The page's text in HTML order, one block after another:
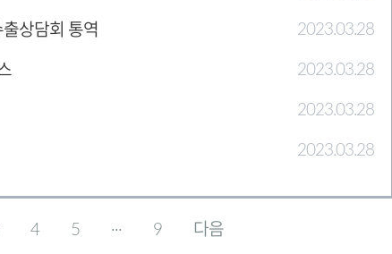
상담회 통역 2023.03.28
2023.03.28
2023.03.28
2023.03.28
4 5 ··· 9 다음